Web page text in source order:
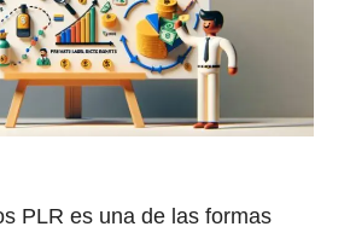
PLR es una de las formas